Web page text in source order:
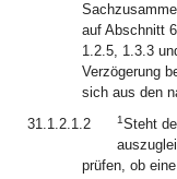
auf Abschnitt
1.2.5, 1.3.3
Verzögerung
sich aus den
31.1.2.1.2
1Steht
prüfen, ob